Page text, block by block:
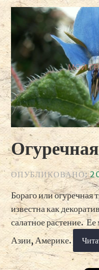
ОПУБЛИКОВАНО:
Бораго или
известна как
салатное растение.
Азии, Америке.